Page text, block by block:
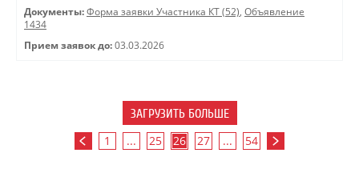
Документы: Форма заявки Участника КТ (52), Объявление
1434
Прием заявок до: 03.03.2026
ЗАГРУЗИТЬ БОЛЬШЕ
1 ... 25 26 27 ... 54